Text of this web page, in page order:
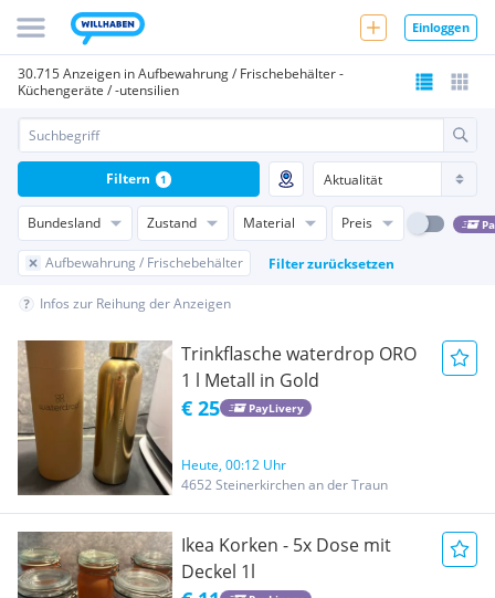
Einloggen
30.715 Anzeigen in Aufbewahrung / Frischebehälter -
Küchengeräte / -utensilien
Bundesland Zustand Material Preis
Aufbewahrung / Frischebehälter Filter zurücksetzen
Filtern 1
Infos zur Reihung der Anzeigen
Trinkflasche waterdrop ORO
1 l Metall in Gold
€ 25 PayLivery
Heute, 00:12 Uhr
4652 Steinerkirchen an der Traun
Ikea Korken - 5x Dose mit
Deckel 1l